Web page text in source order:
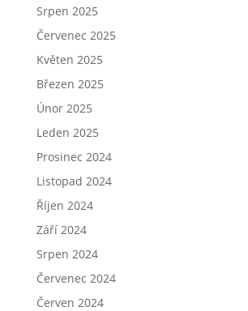
Srpen 2025
Červenec 2025
Květen 2025
Březen 2025
Únor 2025
Leden 2025
Prosinec 2024
Listopad 2024
Říjen 2024
Září 2024
Srpen 2024
Červenec 2024
Červen 2024